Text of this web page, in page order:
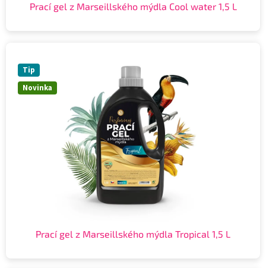
Prací gel z Marseillského mýdla Cool water 1,5 L
Novinka
Tip
Prací gel z Marseillského mýdla Tropical 1,5 L